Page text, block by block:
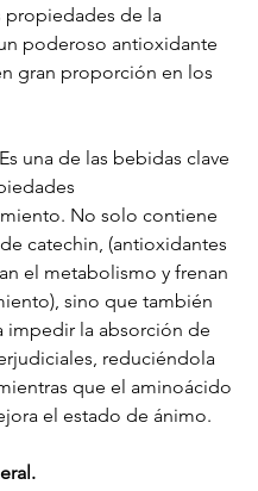
propiedades de la
poderoso antioxidante
gran proporción en los
una de las bebidas clave
No solo contiene
catechin, (antioxidantes
el metabolismo y frenan
sino que también
impedir la absorción de
reduciéndola
que el aminoácido
el estado de ánimo.